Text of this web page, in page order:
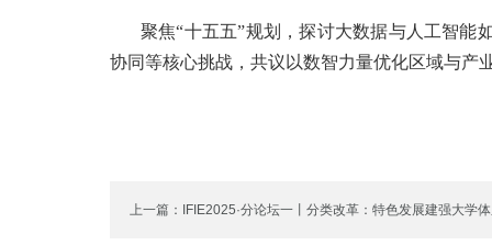
聚焦“十五五”规划，探讨大数据与人工智能
协同等核心挑战，共议以数智力量优化区域与产
上一篇：IFIE2025·分论坛一丨分类改革：特色发展建强大学